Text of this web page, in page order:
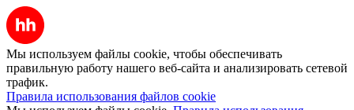
Мы используем файлы cookie, чтобы обеспечивать
правильную работу нашего веб-сайта и анализировать сетевой
трафик.
Правила использования файлов cookie